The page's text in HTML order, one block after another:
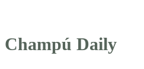
Champú Daily